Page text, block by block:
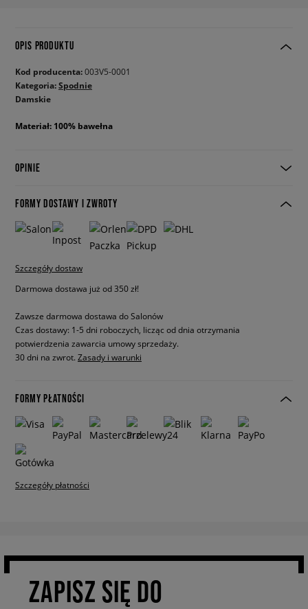
OPIS PRODUKTU
Kod producenta:003V5-0001
Kategoria:Spodnie
Damskie
Materiał: 100% bawełna
OPINIE
FORMY DOSTAWY I ZWROTY
Szczegóły dostaw
Darmowa dostawa już od 350 zł!
Zawsze darmowa dostawa do Salonów
Czas dostawy: 1-5 dni roboczych, licząc od dnia otrzymania
potwierdzenia zawarcia umowy sprzedaży.
30 dni na zwrot. Zasady i warunki
FORMY PŁATNOŚCI
Szczegóły płatności
ZAPISZ SIĘ DO